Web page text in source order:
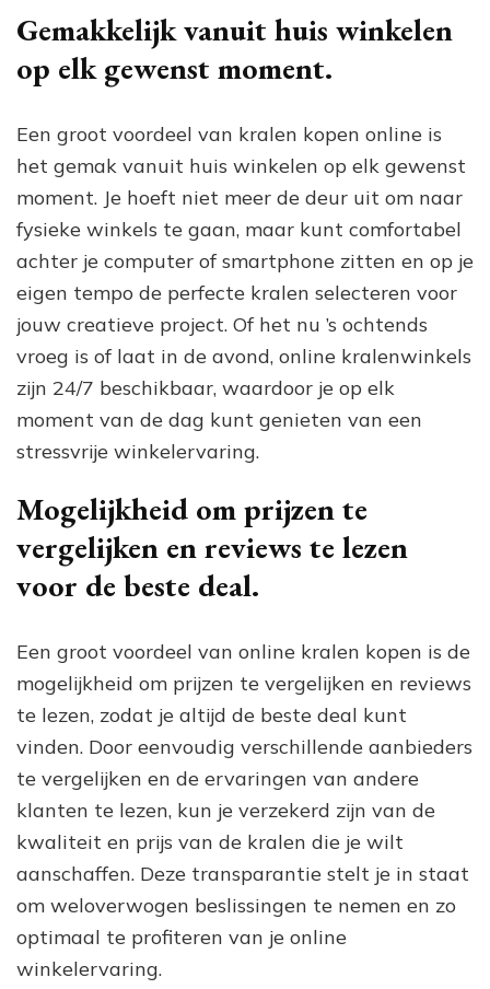
Gemakkelijk vanuit huis winkelen
op elk gewenst moment.
Een groot voordeel van kralen kopen online is
het gemak vanuit huis winkelen op elk gewenst
moment. Je hoeft niet meer de deur uit om naar
fysieke winkels te gaan, maar kunt comfortabel
achter je computer of smartphone zitten en op je
eigen tempo de perfecte kralen selecteren voor
jouw creatieve project. Of het nu ’s ochtends
vroeg is of laat in de avond, online kralenwinkels
zijn 24/7 beschikbaar, waardoor je op elk
moment van de dag kunt genieten van een
stressvrije winkelervaring.
Mogelijkheid om prijzen te
vergelijken en reviews te lezen
voor de beste deal.
Een groot voordeel van online kralen kopen is de
mogelijkheid om prijzen te vergelijken en reviews
te lezen, zodat je altijd de beste deal kunt
vinden. Door eenvoudig verschillende aanbieders
te vergelijken en de ervaringen van andere
klanten te lezen, kun je verzekerd zijn van de
kwaliteit en prijs van de kralen die je wilt
aanschaffen. Deze transparantie stelt je in staat
om weloverwogen beslissingen te nemen en zo
optimaal te profiteren van je online
winkelervaring.